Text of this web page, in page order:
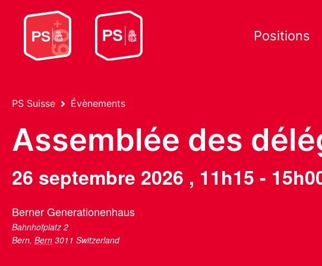
Positions
PS Suisse Évènements
Assemblée des
26 septembre 2026 , 11h15 -
Berner Generationenhaus
Bahnhofplatz 2
Bern, Bern 3011 Switzerland